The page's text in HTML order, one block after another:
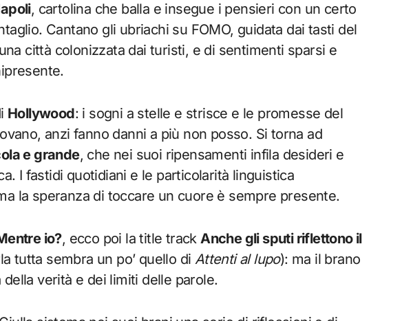
, cartolina che balla e insegue i pensieri con un certo
Cantano gli ubriachi su FOMO, guidata dai tasti del
città colonizzata dai turisti, e di sentimenti sparsi e
Hollywood: i sogni a stelle e strisce e le promesse del
anzi fanno danni a più non posso. Si torna ad
e grande, che nei suoi ripensamenti infila desideri e
I fastidi quotidiani e le particolarità linguistica
la speranza di toccare un cuore è sempre presente.
io?, ecco poi la title trackAnche gli sputi riflettono il
tutta sembra un po’ quello di Attenti al lupo): ma il brano
verità e dei limiti delle parole.